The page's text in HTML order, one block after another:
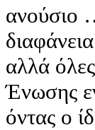
ανούσιο
αλλά
Ένωσης
όντας ο